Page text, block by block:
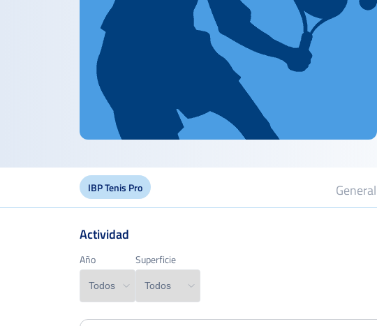
IBP Tenis Pro General
Año Superficie
Actividad
Año Superficie